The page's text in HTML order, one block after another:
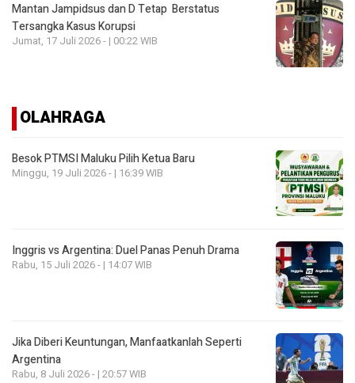
Mantan Jampidsus dan D Tetap Berstatus
Tersangka Kasus Korupsi
Jumat, 17 Juli 2026 - | 00:22 WIB
OLAHRAGA
Besok PTMSI Maluku Pilih Ketua Baru
Minggu, 19 Juli 2026 - | 16:39 WIB
Inggris vs Argentina: Duel Panas Penuh Drama
Rabu, 15 Juli 2026 - | 14:07 WIB
Jika Diberi Keuntungan, Manfaatkanlah Seperti
Argentina
Rabu, 8 Juli 2026 - | 20:57 WIB